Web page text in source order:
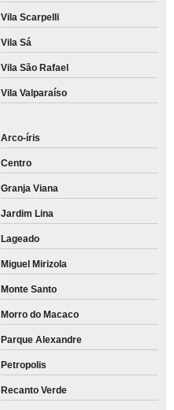
Vila Scarpelli
Vila Sá
Vila São Rafael
Vila Valparaíso
Arco-íris
Centro
Granja Viana
Jardim Lina
Lageado
Miguel Mirizola
Monte Santo
Morro do Macaco
Parque Alexandre
Petropolis
Recanto Verde